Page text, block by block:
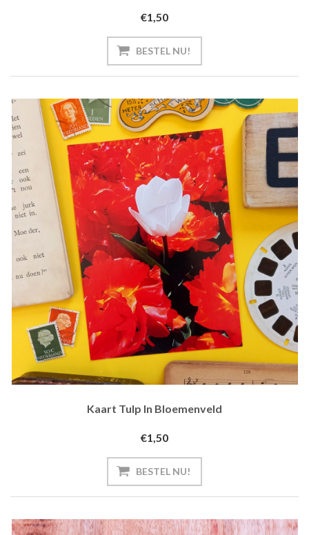
€1,50
BESTEL NU!
Kaart Tulp In Bloemenveld
€1,50
BESTEL NU!